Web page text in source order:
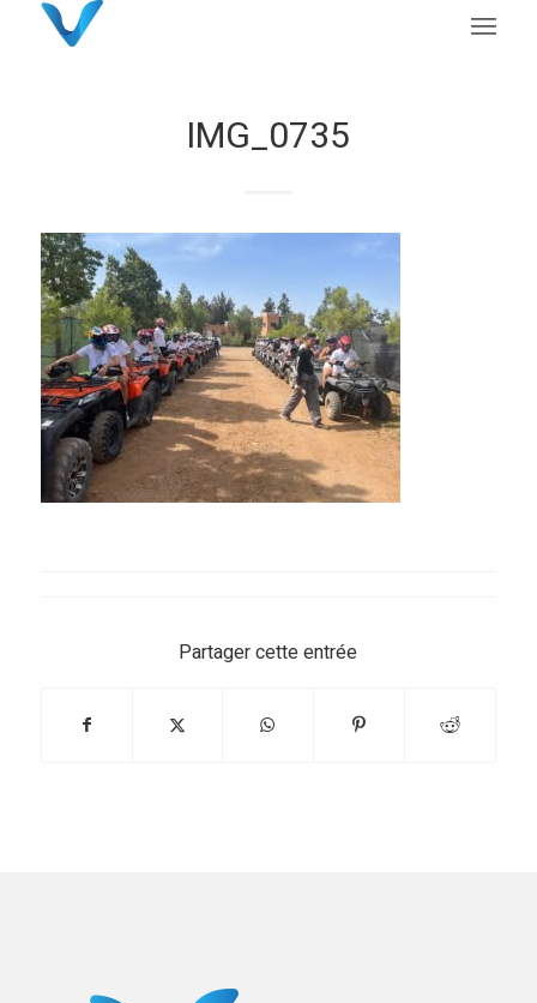
IMG_0735
Partager cette entrée